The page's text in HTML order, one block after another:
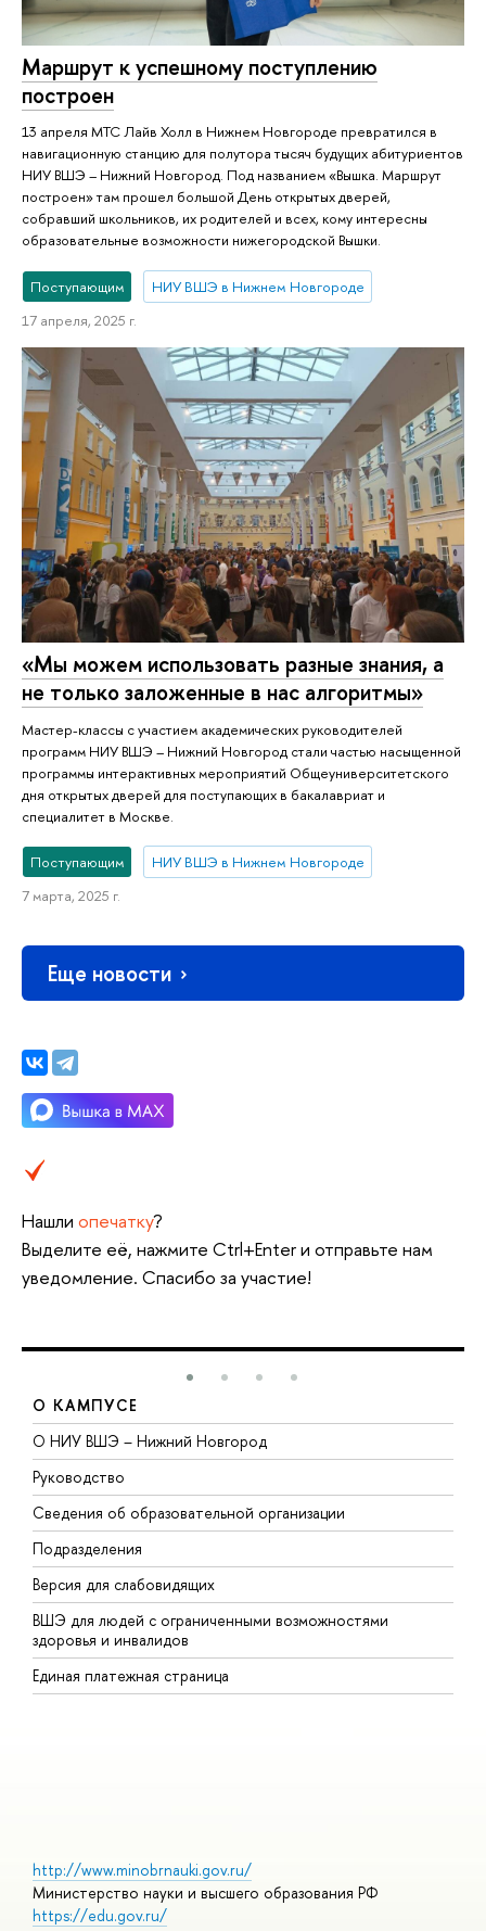
Маршрут к успешному поступлению
построен
13 апреля МТС Лайв Холл в Нижнем Новгороде превратился в
навигационную станцию для полутора тысяч будущих абитуриентов
НИУ ВШЭ – Нижний Новгород. Под названием «Вышка. Маршрут
построен» там прошел большой День открытых дверей,
собравший школьников, их родителей и всех, кому интересны
образовательные возможности нижегородской Вышки.
Поступающим
НИУ ВШЭ в Нижнем Новгороде
17 апреля, 2025 г.
«Мы можем использовать разные знания, а
не только заложенные в нас алгоритмы»
Мастер-классы с участием академических руководителей
программ НИУ ВШЭ – Нижний Новгород стали частью насыщенной
программы интерактивных мероприятий Общеуниверситетского
дня открытых дверей для поступающих в бакалавриат и
специалитет в Москве.
Поступающим
НИУ ВШЭ в Нижнем Новгороде
7 марта, 2025 г.
Еще новости
Нашли опечатку?
Выделите её, нажмите Ctrl+Enter и отправьте нам
уведомление. Спасибо за участие!
О КАМПУСЕ
О НИУ ВШЭ – Нижний Новгород
Руководство
Сведения об образовательной организации
Подразделения
Версия для слабовидящих
ВШЭ для людей с ограниченными возможностями
здоровья и инвалидов
Единая платежная страница
http://www.minobrnauki.gov.ru/
Министерство науки и высшего образования РФ
https://edu.gov.ru/